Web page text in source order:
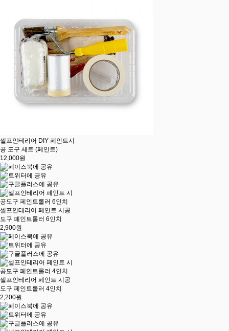
셀프인테리어 DIY 페인트시
공 도구 세트 (페인트)
12,000원
셀프인테리어 페인트 시공
도구 페인트롤러 6인치
2,900원
셀프인테리어 페인트 시공
도구 페인트롤러 4인치
2,200원